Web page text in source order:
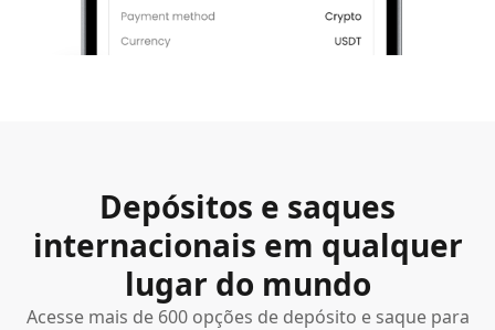
Depósitos e saques
internacionais em qualquer
lugar do mundo
Acesse mais de 600 opções de depósito e saque para